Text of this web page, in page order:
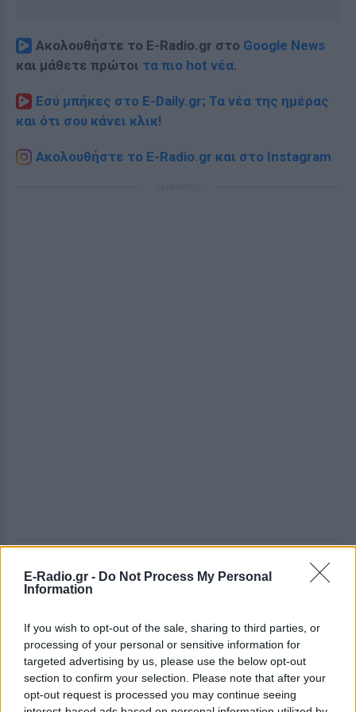
E-Radio.gr - Do Not Process My Personal
Information
If you wish to opt-out of the sale, sharing to third parties, or
processing of your personal or sensitive information for
targeted advertising by us, please use the below opt-out
section to confirm your selection. Please note that after your
opt-out request is processed you may continue seeing
Ακολουθήστε το E-Radio.gr στο Google News
και μάθετε πρώτοι τα πιο hot νέα.
Εσύ μπήκες στο E-Daily.gr; Τα νέα της ημέρας
και ότι σου κάνει κλικ!
Ακολουθήστε το E-Radio.gr και στο Instagram
ΔΕΙΤΕ ΕΠΙΣΗΣ
Ηθοποιός του Χάρι Πότερ
άνοιξε OnlyFans και κερδίζει
περισσότερα απ` όσα σε όλη
της την καριέρα στην